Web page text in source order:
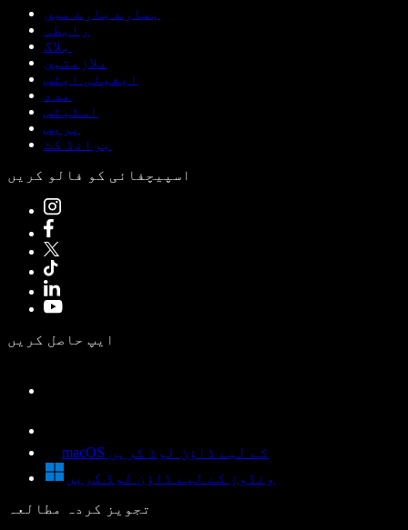
ہمارے بارے میں
رابطہ
بلاگ
ملازمتیں
ایفیلی ایٹس
مدد
اسٹیٹس
پریس
برانڈ کٹ
اسپیچفائی کو فالو کریں
ایپ حاصل کریں
macOS کے لیے ڈاؤن لوڈ کریں
ونڈوز کے لیے ڈاؤن لوڈ کریں
تجویز کردہ مطالعہ